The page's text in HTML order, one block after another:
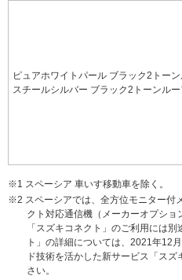
ピュアホワイトパール ブラック2トー
スチールシルバー ブラック2トーンル
※1 スペーシア 車いす移動車を除く。
※2 スペーシアでは、全方位モニター付
クト対応通信機（メーカーオプショ
「スズキコネクト」のご利用には
ト」の詳細については、2021年12
ド技術を活かした新サービス「ス
さい。